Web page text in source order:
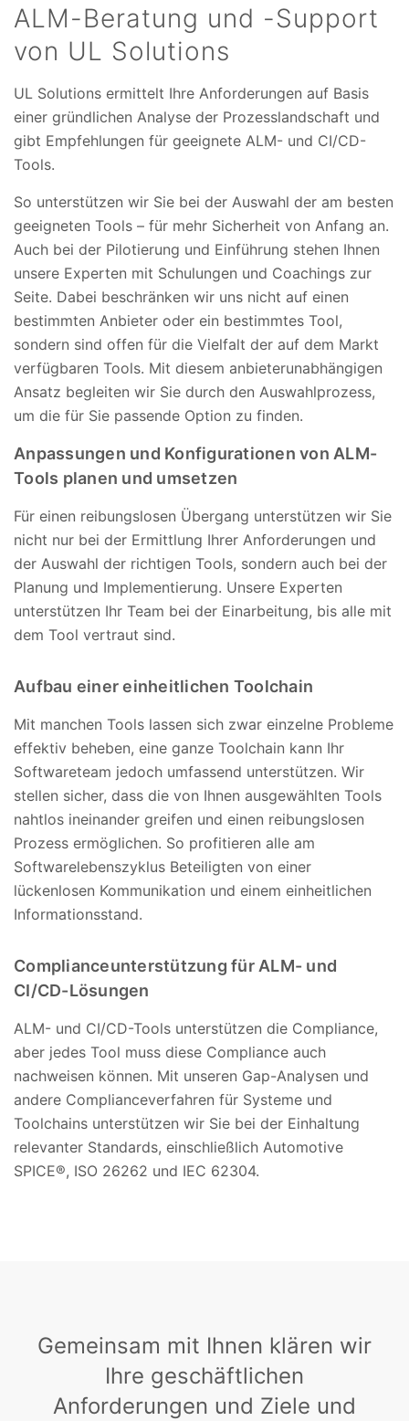
ALM-Beratung und -Support
von UL Solutions
UL Solutions ermittelt Ihre Anforderungen auf Basis
einer gründlichen Analyse der Prozesslandschaft und
gibt Empfehlungen für geeignete ALM- und CI/CD-
Tools.
So unterstützen wir Sie bei der Auswahl der am besten
geeigneten Tools – für mehr Sicherheit von Anfang an.
Auch bei der Pilotierung und Einführung stehen Ihnen
unsere Experten mit Schulungen und Coachings zur
Seite. Dabei beschränken wir uns nicht auf einen
bestimmten Anbieter oder ein bestimmtes Tool,
sondern sind offen für die Vielfalt der auf dem Markt
verfügbaren Tools. Mit diesem anbieterunabhängigen
Ansatz begleiten wir Sie durch den Auswahlprozess,
um die für Sie passende Option zu finden.
Anpassungen und Konfigurationen von ALM-
Tools planen und umsetzen
Für einen reibungslosen Übergang unterstützen wir Sie
nicht nur bei der Ermittlung Ihrer Anforderungen und
der Auswahl der richtigen Tools, sondern auch bei der
Planung und Implementierung. Unsere Experten
unterstützen Ihr Team bei der Einarbeitung, bis alle mit
dem Tool vertraut sind.
Aufbau einer einheitlichen Toolchain
Mit manchen Tools lassen sich zwar einzelne Probleme
effektiv beheben, eine ganze Toolchain kann Ihr
Softwareteam jedoch umfassend unterstützen. Wir
stellen sicher, dass die von Ihnen ausgewählten Tools
nahtlos ineinander greifen und einen reibungslosen
Prozess ermöglichen. So profitieren alle am
Softwarelebenszyklus Beteiligten von einer
lückenlosen Kommunikation und einem einheitlichen
Informationsstand.
Complianceunterstützung für ALM- und
CI/CD-Lösungen
ALM- und CI/CD-Tools unterstützen die Compliance,
aber jedes Tool muss diese Compliance auch
nachweisen können. Mit unseren Gap-Analysen und
andere Complianceverfahren für Systeme und
Toolchains unterstützen wir Sie bei der Einhaltung
relevanter Standards, einschließlich Automotive
SPICE®, ISO 26262 und IEC 62304.
Gemeinsam mit Ihnen klären wir
Ihre geschäftlichen
Anforderungen und Ziele und